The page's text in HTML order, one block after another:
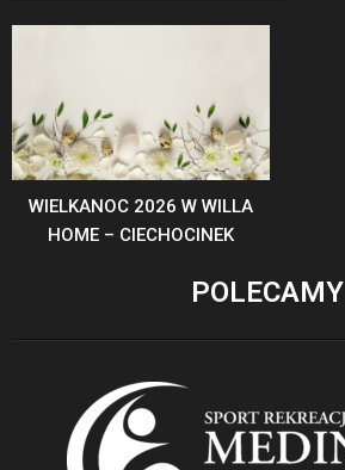
WIELKANOC 2026 W WILLA
HOME – CIECHOCINEK
POLECAMY